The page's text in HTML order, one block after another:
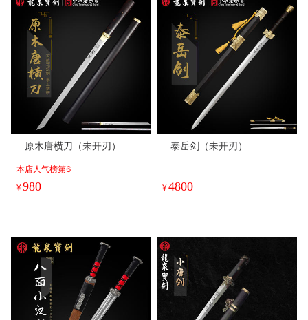
原木唐横刀（未开刃）
本店人气榜第6
¥980
泰岳剑（未开刃）
¥4800